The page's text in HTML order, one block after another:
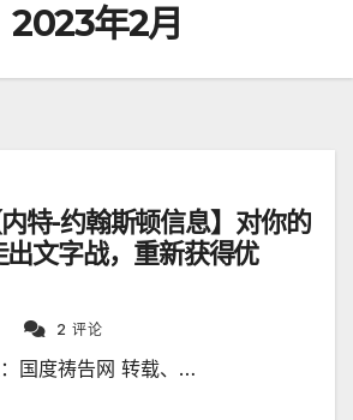
2023年2月
特-约翰斯顿信息】对你的
文字战，重新获得优
2 评论
国度祷告网 转载、…